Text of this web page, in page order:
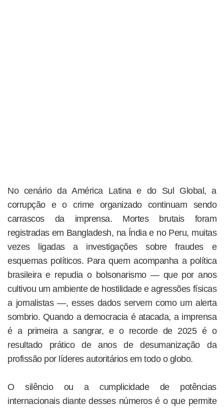
No cenário da América Latina e do Sul Global, a
corrupção e o crime organizado continuam sendo
carrascos da imprensa. Mortes brutais foram
registradas em Bangladesh, na Índia e no Peru, muitas
vezes ligadas a investigações sobre fraudes e
esquemas políticos. Para quem acompanha a política
brasileira e repudia o bolsonarismo — que por anos
cultivou um ambiente de hostilidade e agressões físicas
a jornalistas —, esses dados servem como um alerta
sombrio. Quando a democracia é atacada, a imprensa
é a primeira a sangrar, e o recorde de 2025 é o
resultado prático de anos de desumanização da
profissão por líderes autoritários em todo o globo.
O silêncio ou a cumplicidade de potências
internacionais diante desses números é o que permite